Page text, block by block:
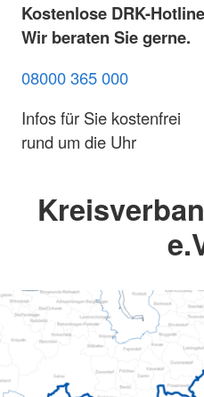
Kostenlose DRK-
Wir beraten Sie gerne.
08000 365 000
Infos für Sie kostenfrei
rund um die Uhr